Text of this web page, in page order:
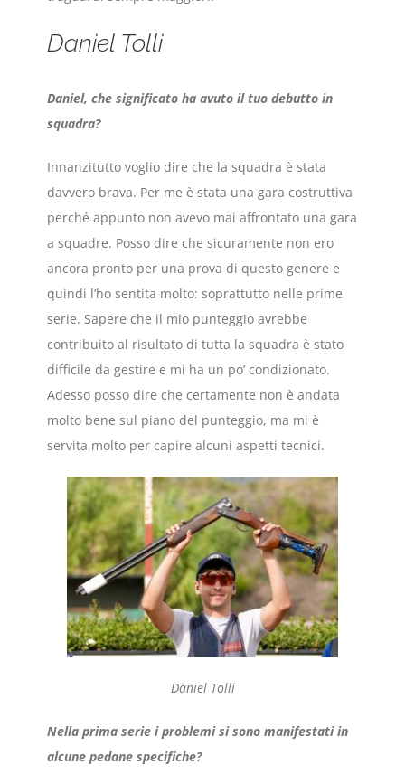
Daniel Tolli
Daniel, che significato ha avuto il tuo debutto in
squadra?
Innanzitutto voglio dire che la squadra è stata
davvero brava. Per me è stata una gara costruttiva
perché appunto non avevo mai affrontato una gara
a squadre. Posso dire che sicuramente non ero
ancora pronto per una prova di questo genere e
quindi l’ho sentita molto: soprattutto nelle prime
serie. Sapere che il mio punteggio avrebbe
contribuito al risultato di tutta la squadra è stato
difficile da gestire e mi ha un po’ condizionato.
Adesso posso dire che certamente non è andata
molto bene sul piano del punteggio, ma mi è
servita molto per capire alcuni aspetti tecnici.
Daniel Tolli
Nella prima serie i problemi si sono manifestati in
alcune pedane specifiche?